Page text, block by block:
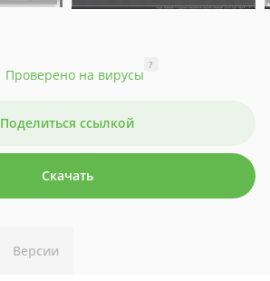
Проверено на вирусы
?
Поделиться ссылкой
Скачать
Версии